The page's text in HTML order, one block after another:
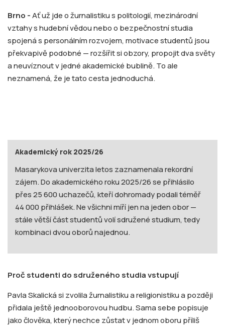
Brno -Ať už jde o žurnalistiku s politologií, mezinárodní
vztahy s hudební vědou nebo o bezpečnostní studia
spojená s personálním rozvojem, motivace studentů jsou
překvapivě podobné — rozšířit si obzory, propojit dva světy
a neuvíznout v jedné akademické bublině. To ale
neznamená, že je tato cesta jednoduchá.
Akademický rok 2025/26
Masarykova univerzita letos zaznamenala rekordní
zájem. Do akademického roku 2025/26 se přihlásilo
přes 25 600 uchazečů, kteří dohromady podali téměř
44 000 přihlášek. Ne všichni míří jen na jeden obor —
stále větší část studentů volí sdružené studium, tedy
kombinaci dvou oborů najednou.
Proč studenti do sdruženého studia vstupují
Pavla Skalická si zvolila žurnalistiku a religionistiku a později
přidala ještě jednooborovou hudbu. Sama sebe popisuje
jako člověka, který nechce zůstat v jednom oboru příliš